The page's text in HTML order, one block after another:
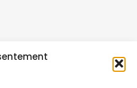
sur les réseaux